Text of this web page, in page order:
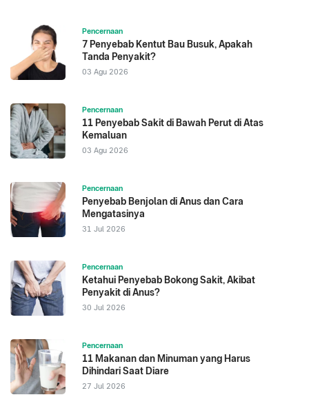
Pencernaan
7 Penyebab Kentut Bau Busuk, Apakah
Tanda Penyakit?
03 Agu 2026
Pencernaan
11 Penyebab Sakit di Bawah Perut di Atas
Kemaluan
03 Agu 2026
Pencernaan
Penyebab Benjolan di Anus dan Cara
Mengatasinya
31 Jul 2026
Pencernaan
Ketahui Penyebab Bokong Sakit, Akibat
Penyakit di Anus?
30 Jul 2026
Pencernaan
11 Makanan dan Minuman yang Harus
Dihindari Saat Diare
27 Jul 2026